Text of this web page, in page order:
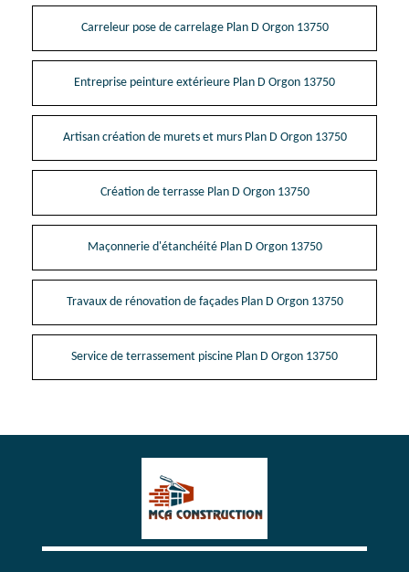
Carreleur pose de carrelage Plan D Orgon 13750
Entreprise peinture extérieure Plan D Orgon 13750
Artisan création de murets et murs Plan D Orgon 13750
Création de terrasse Plan D Orgon 13750
Maçonnerie d'étanchéité Plan D Orgon 13750
Travaux de rénovation de façades Plan D Orgon 13750
Service de terrassement piscine Plan D Orgon 13750